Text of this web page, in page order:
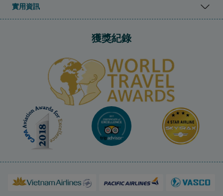
實用資訊
獲獎紀錄